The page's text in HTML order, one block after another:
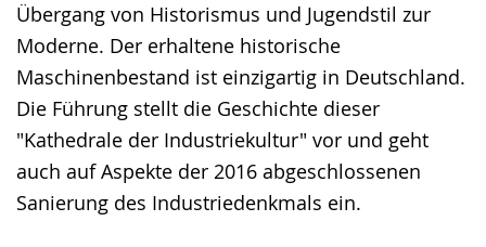
Übergang von Historismus und Jugendstil zur
Moderne. Der erhaltene historische
Maschinenbestand ist einzigartig in Deutschland.
Die Führung stellt die Geschichte dieser
"Kathedrale der Industriekultur" vor und geht
auch auf Aspekte der 2016 abgeschlossenen
Sanierung des Industriedenkmals ein.